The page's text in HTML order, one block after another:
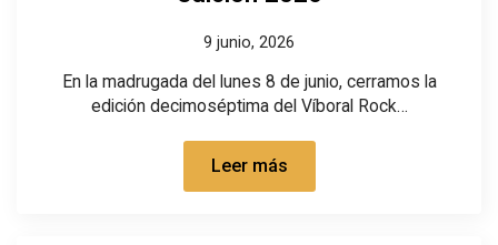
9 junio, 2026
En la madrugada del lunes 8 de junio, cerramos la
edición decimoséptima del Víboral Rock…
Leer más